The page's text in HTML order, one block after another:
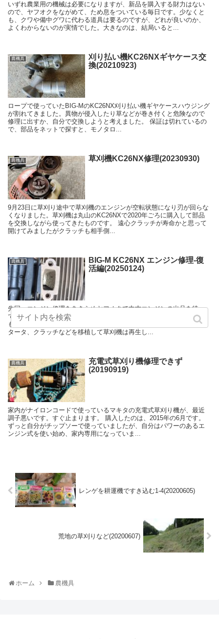
いずれ農業用の機械は必要になりますが、新品を購入する財力はない
ので、ヤフオクをながめて、ため息をついている毎日です。少なくと
も、クワや備中グワに代わる道具は要るのですが、どれが良いのか、
よくわからないのが実情でした。大きなのは、結局いると...
農機具
刈り払い機KC26NXギヤケース交
換(20210923)
ロープで使っていたBIG-MのKC26NX刈り払い機ギヤケースハウジング
が割れてきました。異物が侵入したり草などが巻き付くと危険なので
修理に出すか、自分で交換しようと考えました。 保証は切れているの
で、部品をネットで探すと、モノタロ...
農機具 草刈機KC26NX修理(20230930)
9月23日に草刈り途中で草刈機のエンジンが空転状態になり刃が回らな
くなりました。草刈機は丸山のKC26NXで2020年ごろに購入して部品
を交換しながら使ってきたものです。 遠心クラッチが寿命かと思って
開けてみましたがクラッチも相手側...
農機具
BIG-M KC26NX エンジン修理-復
活編(20250124)
先回、エンジン修理をあきらめヤフオクで中古エンジンの出品を待っ
ていたところ見つかって購入しました。同じ型番の草刈機から外した
もので約五千円でした。 前のエンジンからイグニッションコイル、ス
タータ、クラッチなどを移植して草刈機は再生し...
農機具
充電式草刈り機修理できず
(20190919)
家内がナイロンコードで使っているマキタの充電式草刈り機が、最近
調子悪いです。すぐ止まります。 購入したのは、2015年の6月です。
ずっと自分がチップソーで使っていましたが、自分はパワーのあるエ
ンジン式を使い始め、家内専用になっていま...
レンゲを耕運機ですき込む1-4(20200605)
荒地の草刈りなど(20200607)
ホーム 農機具